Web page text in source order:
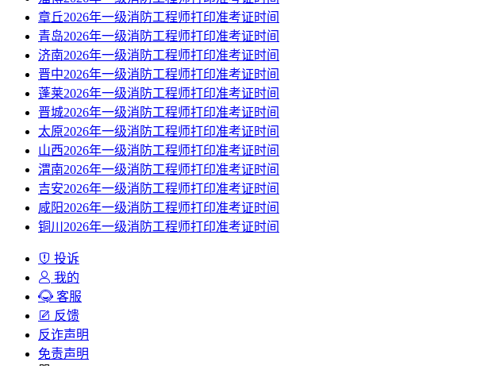
章丘2026年一级消防工程师打印准考证时间
青岛2026年一级消防工程师打印准考证时间
济南2026年一级消防工程师打印准考证时间
晋中2026年一级消防工程师打印准考证时间
蓬莱2026年一级消防工程师打印准考证时间
晋城2026年一级消防工程师打印准考证时间
太原2026年一级消防工程师打印准考证时间
山西2026年一级消防工程师打印准考证时间
渭南2026年一级消防工程师打印准考证时间
吉安2026年一级消防工程师打印准考证时间
咸阳2026年一级消防工程师打印准考证时间
铜川2026年一级消防工程师打印准考证时间
投诉
我的
客服
反馈
反诈声明
免责声明